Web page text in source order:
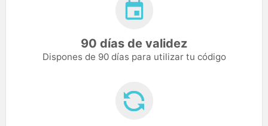
90 días de validez
Dispones de 90 días para utilizar tu código